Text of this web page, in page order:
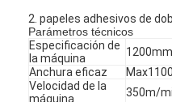
2. papeles adhesivos de
Parámetros técnicos
Especificación de
la máquina
Anchura eficaz
Velocidad de la
máquina
350m/